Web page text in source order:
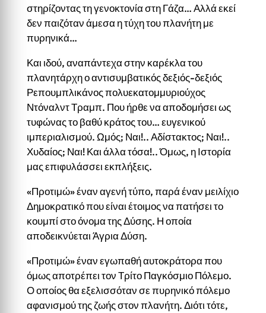
στηρίζοντας τη γενοκτονία στη Γάζα… Αλλά εκεί
δεν παιζόταν άμεσα η τύχη του πλανήτη με
πυρηνικά…
Και ιδού, αναπάντεχα στην καρέκλα του
πλανητάρχη ο αντισυμβατικός δεξιός-δεξιός
Ρεπουμπλικάνος πολυεκατομμυριούχος
Ντόναλντ Τραμπ. Που ήρθε να αποδομήσει ως
τυφώνας το βαθύ κράτος του… ευγενικού
ιμπεριαλισμού. Ωμός; Ναι!.. Αδίστακτος; Ναι!..
Χυδαίος; Ναι! Και άλλα τόσα!.. Όμως, η Ιστορία
μας επιφυλάσσει εκπλήξεις.
«Προτιμώ» έναν αγενή τύπο, παρά έναν μειλίχιο
Δημοκρατικό που είναι έτοιμος να πατήσει το
κουμπί στο όνομα της Δύσης. Η οποία
αποδεικνύεται Άγρια Δύση.
«Προτιμώ» έναν εγωπαθή αυτοκράτορα που
όμως αποτρέπει τον Τρίτο Παγκόσμιο Πόλεμο.
Ο οποίος θα εξελισσόταν σε πυρηνικό πόλεμο
αφανισμού της ζωής στον πλανήτη. Διότι τότε,